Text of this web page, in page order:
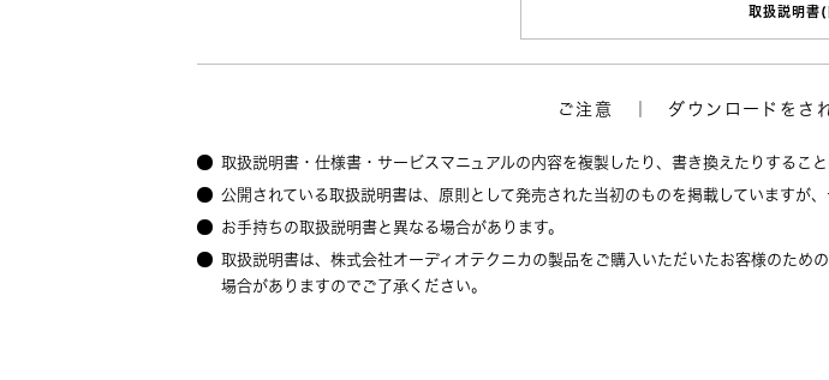
取扱説明書
ご注意 ｜ ダウンロードをさ
取扱説明書・仕様書・サービスマニュアルの内容を複製したり、書き換えたりすること
公開されている取扱説明書は、原則として発売された当初のものを掲載していますが、
お手持ちの取扱説明書と異なる場合があります。
取扱説明書は、株式会社オーディオテクニカの製品をご購入いただいたお客様のため
場合がありますのでご了承ください。